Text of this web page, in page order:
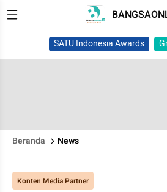
SATU Indonesia Awards
Beranda News
Konten Media Partner